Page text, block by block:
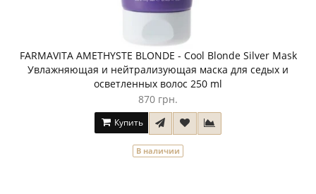
FARMAVITA AMETHYSTE BLONDE - Cool Blonde Silver Mask
Увлажняющая и нейтрализующая маска для седых и
осветленных волос 250 ml
870 грн.
Купить
В наличии